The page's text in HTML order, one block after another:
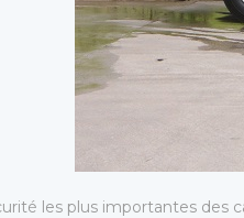
les plus importantes